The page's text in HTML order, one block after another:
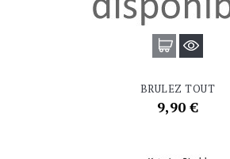
BRULEZ TOUT
Prix
9,90 €